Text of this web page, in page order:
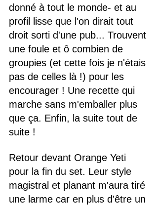
donné à tout le monde- et au
profil lisse que l'on dirait tout
droit sorti d'une pub... Trouvent
une foule et ô combien de
groupies (et cette fois je n'étais
pas de celles là !) pour les
encourager ! Une recette qui
marche sans m'emballer plus
que ça. Enfin, la suite tout de
suite !
Retour devant Orange Yeti
pour la fin du set. Leur style
magistral et planant m'aura tiré
une larme car en plus d'être un